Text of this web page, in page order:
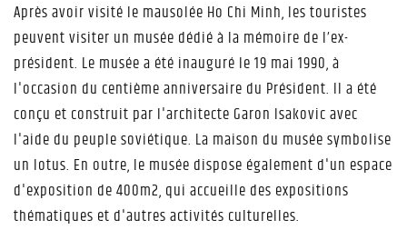
Après avoir visité le mausolée Ho Chi Minh, les touristes
peuvent visiter un musée dédié à la mémoire de l’ex-
président. Le musée a été inauguré le 19 mai 1990, à
l'occasion du centième anniversaire du Président. Il a été
conçu et construit par l'architecte Garon Isakovic avec
l'aide du peuple soviétique. La maison du musée symbolise
un lotus. En outre, le musée dispose également d'un espace
d'exposition de 400m2, qui accueille des expositions
thématiques et d'autres activités culturelles.